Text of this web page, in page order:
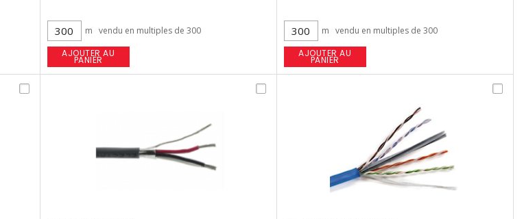
m vendu en multiples de 300
AJOUTER AU
PANIER
m vendu en multiples de 300
AJOUTER AU
PANIER